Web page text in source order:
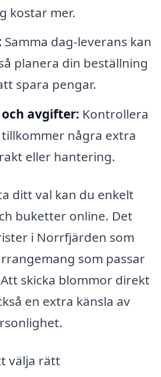
kostar mer.
Samma dag-leverans kan
planera din beställning
spara pengar.
avgifter: Kontrollera
några extra
eller hantering.
ditt val kan du enkelt
buketter online. Det
i Norrfjärden som
som passar
skicka blommor direkt
en extra känsla av
välja rätt